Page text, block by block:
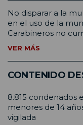
No disparar a la
en el uso de la
Carabineros no
VER MÁS
CONTENIDO
8.815 condenados
menores de 14
vigilada